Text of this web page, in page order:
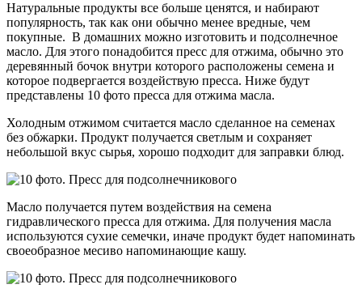
Натуральные продукты все больше ценятся, и набирают
популярность, так как они обычно менее вредные, чем
покупные. В домашних можно изготовить и подсолнечное
масло. Для этого понадобится пресс для отжима, обычно это
деревянный бочок внутри которого расположены семена и
которое подвергается воздействую пресса. Ниже будут
представлены 10 фото пресса для отжима масла.
Холодным отжимом считается масло сделанное на семенах
без обжарки. Продукт получается светлым и сохраняет
небольшой вкус сырья, хорошо подходит для заправки блюд.
Масло получается путем воздействия на семена
гидравлического пресса для отжима. Для получения масла
используются сухие семечки, иначе продукт будет напоминать
своеобразное месиво напоминающие кашу.